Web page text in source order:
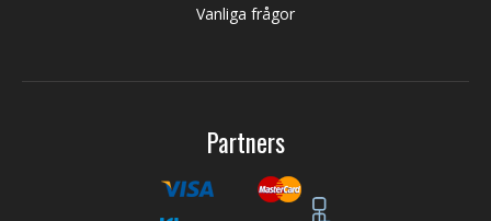
Vanliga frågor
Partners